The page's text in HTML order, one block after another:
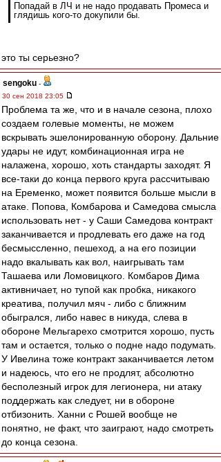
Попадай в ЛЧ и не надо продавать Промеса и
глядишь кого-то докупили бы.
это ты серьезно?
sengoku -
30 сен 2018 23:05
Проблема та же, что и в начале сезона, плохо
создаем голевые моменты, не можем
вскрывать эшелонированную оборону. Дальние
удары не идут, комбинационная игра не
налажена, хорошо, хоть стандарты заходят. Я
все-таки до конца первого круга рассчитываю
на Еременко, может появится больше мысли в
атаке. Попова, Комбарова и Самедова смысла
использовать нет - у Саши Самедова контракт
заканчивается и продлевать его даже на год
бесмыссленно, пешеход, а на его позиции
надо вкалывать как вол, наигрывать там
Ташаева или Ломовицкого. Комбаров Дима
активничает, но тупой как пробка, никакого
креатива, получил мяч - либо с ближним
обыгрался, либо навес в никуда, слева в
обороне Мельгарехо смотрится хорошо, пусть
там и остается, только о подне надо подумать.
У Ивелина тоже контракт заканчивается летом
и надеюсь, что его не продлят, абсолютно
бесполезный игрок для легионера, ни атаку
поддержать как следует, ни в обороне
отбизонить. Ханни с Рошей вообще не
понятно, не факт, что заиграют, надо смотреть
до конца сезона.